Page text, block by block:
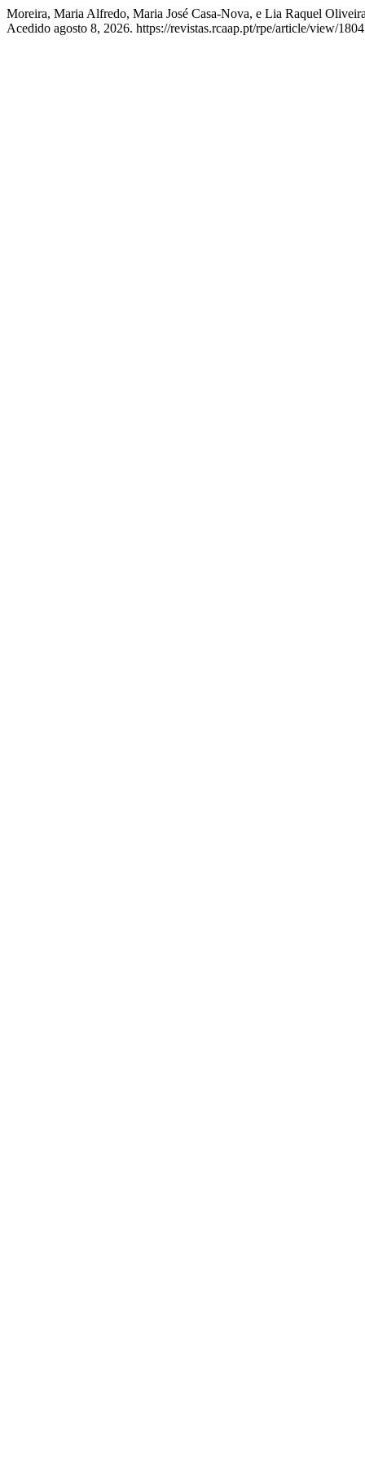
Moreira, Maria Alfredo, Maria José Casa-Nova, e Lia Raquel
Acedido agosto 8, 2026. https://revistas.rcaap.pt/rpe/article/view/